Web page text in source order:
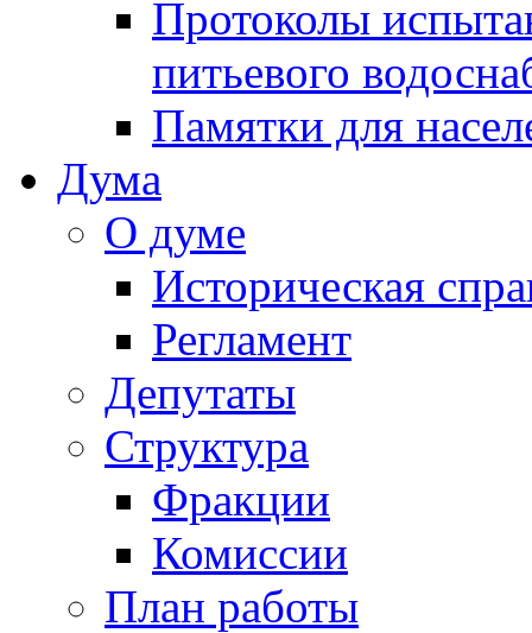
Протоколы
питьевого
Памятки для
Дума
О думе
Историческая
Регламент
Депутаты
Структура
Фракции
Комиссии
План работы